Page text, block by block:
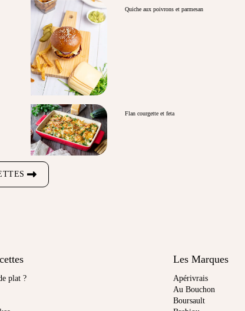
Quiche aux poivrons et parmesan
Flan courgette et feta
plat ?
Les Marques
Apérivrais
Au Bouchon
Boursault